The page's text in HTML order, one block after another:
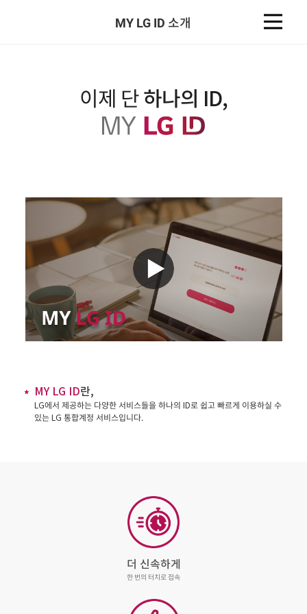
MY LG ID 소개
이제 단하나의 ID,
이용
가능
서비스
한눈에
보기
MY LG ID란,
LG에서 제공하는 다양한 서비스들을 하나의 ID로 쉽고 빠르게 이용하실 수
있는 LG 통합계정 서비스입니다.
더 신속하게
한 번의 터치로 접속